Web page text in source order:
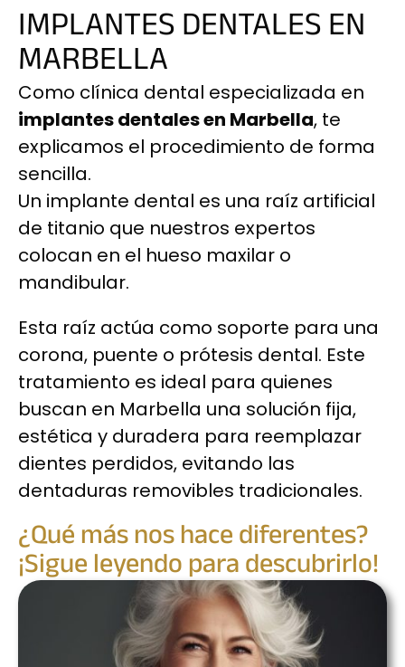
IMPLANTES DENTALES EN
MARBELLA
Como clínica dental especializada en
implantes dentales en Marbella, te
explicamos el procedimiento de forma
sencilla.
Un implante dental es una raíz artificial
de titanio que nuestros expertos
colocan en el hueso maxilar o
mandibular.
Esta raíz actúa como soporte para una
corona, puente o prótesis dental. Este
tratamiento es ideal para quienes
buscan en Marbella una solución fija,
estética y duradera para reemplazar
dientes perdidos, evitando las
dentaduras removibles tradicionales.
¿Qué más nos hace diferentes?
¡Sigue leyendo para descubrirlo!